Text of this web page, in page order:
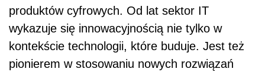
produktów cyfrowych. Od lat sektor IT
wykazuje się innowacyjnością nie tylko w
kontekście technologii, które buduje. Jest też
pionierem w stosowaniu nowych rozwiązań